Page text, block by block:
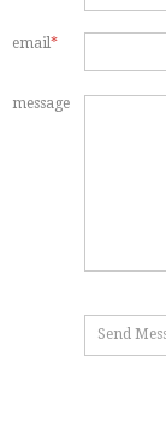
email*
message